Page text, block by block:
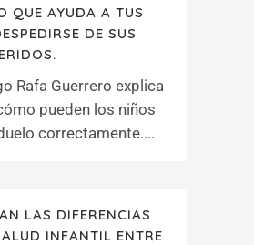
QUE AYUDA A TUS
DE SUS
Rafa Guerrero explica
pueden los niños
correctamente....
LAS DIFERENCIAS
INFANTIL ENTRE